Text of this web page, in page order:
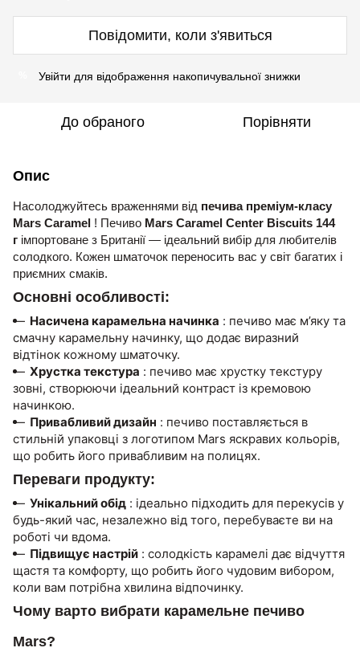
Повідомити, коли з'явиться
Увійти для відображення накопичувальної знижки
До обраного Порівняти
Опис
Насолоджуйтесь враженнями від печива преміум-класу
Mars Caramel ! Печиво Mars Caramel Center Biscuits 144
г імпортоване з Британії — ідеальний вибір для любителів
солодкого. Кожен шматочок переносить вас у світ багатих і
приємних смаків.
Основні особливості:
Насичена карамельна начинка : печиво має м’яку та
смачну карамельну начинку, що додає виразний
відтінок кожному шматочку.
Хрустка текстура : печиво має хрустку текстуру
зовні, створюючи ідеальний контраст із кремовою
начинкою.
Привабливий дизайн : печиво поставляється в
стильній упаковці з логотипом Mars яскравих кольорів,
що робить його привабливим на полицях.
Переваги продукту:
Унікальний обід : ідеально підходить для перекусів у
будь-який час, незалежно від того, перебуваєте ви на
роботі чи вдома.
Підвищує настрій : солодкість карамелі дає відчуття
щастя та комфорту, що робить його чудовим вибором,
коли вам потрібна хвилина відпочинку.
Чому варто вибрати карамельне печиво
Mars?